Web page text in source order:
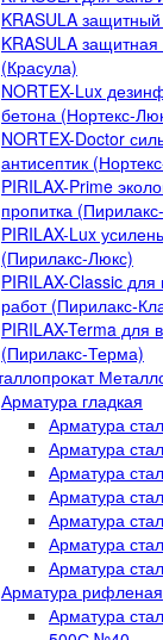
KRASULA
KRASULA
(Красула)
NORTEX-Lux
бетона (Нортекс-
NORTEX-Doctor
антисептик
PIRILAX-Prime
пропитка
PIRILAX-Lux
(Пирилакс-Люкс)
PIRILAX-Classic
работ (Пирилакс-
PIRILAX-Terma для
(Пирилакс-Терма)
Арматура гладкая
Арматура
Арматура
Арматура
Арматура
Арматура
Арматура
Арматура
Арматура рифленая
Арматура